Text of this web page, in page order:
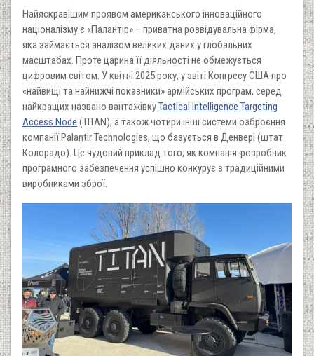
Найяскравішим проявом американського інноваційного
націоналізму є «Палантір» – приватна розвідувальна фірма,
яка займається аналізом великих даних у глобальних
масштабах. Проте царина її діяльності не обмежується
цифровим світом. У квітні 2025 року, у звіті Конгресу США про
«найвищі та найнижчі показники» армійських програм, серед
найкращих названо вантажівкуTactical Intelligence Targeting
Access Node (TITAN), а також чотири інші системи озброєння
компанії Palantir Technologies, що базується в Денвері (штат
Колорадо). Це чудовий приклад того, як компанія-розробник
програмного забезпечення успішно конкурує з традиційними
виробниками зброї.